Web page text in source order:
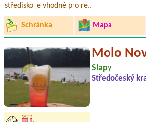
středisko je vhodné pro re..
Schránka Mapa
Molo
Slapy
Středočeský